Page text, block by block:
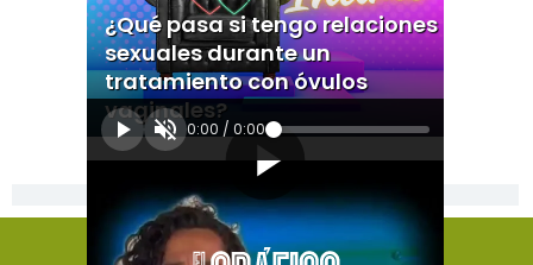
¿Qué pasa si tengo relaciones
sexuales durante un
tratamiento con óvulos
vaginales?
0:00 / 0:00
[Publicidad]